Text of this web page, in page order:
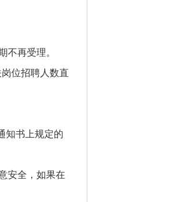
不再受理。
位招聘人数直
知书上规定的
安全，如果在